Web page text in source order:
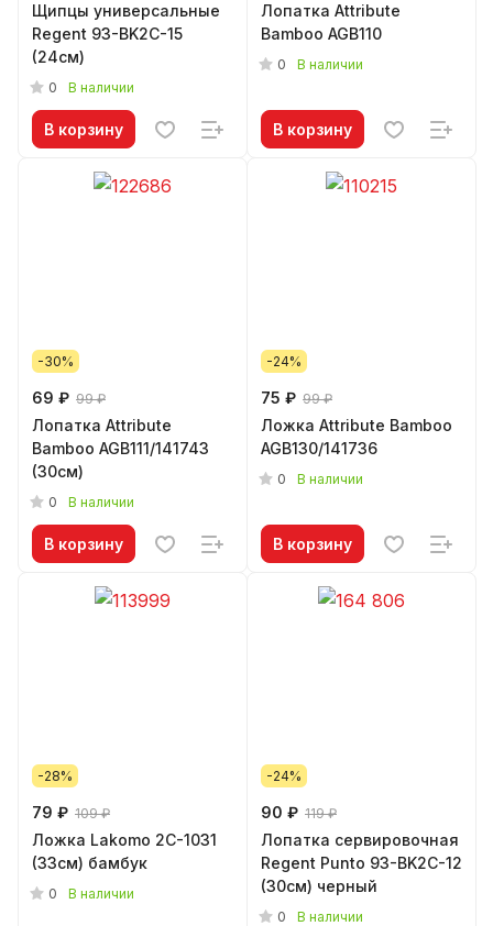
Щипцы универсальные
Regent 93-BK2C-15
(24см)
0 В наличии
В корзину
Лопатка Attribute
Bamboo AGB110
0 В наличии
В корзину
-30%
69 ₽ 99 ₽
Лопатка Attribute
Bamboo AGB111/141743
(30см)
0 В наличии
В корзину
-24%
75 ₽ 99 ₽
Ложка Attribute Bamboo
AGB130/141736
0 В наличии
В корзину
-28%
79 ₽ 109 ₽
Ложка Lakomo 2C-1031
(33см) бамбук
0 В наличии
-24%
90 ₽ 119 ₽
Лопатка сервировочная
Regent Punto 93-BK2C-12
(30см) черный
0 В наличии